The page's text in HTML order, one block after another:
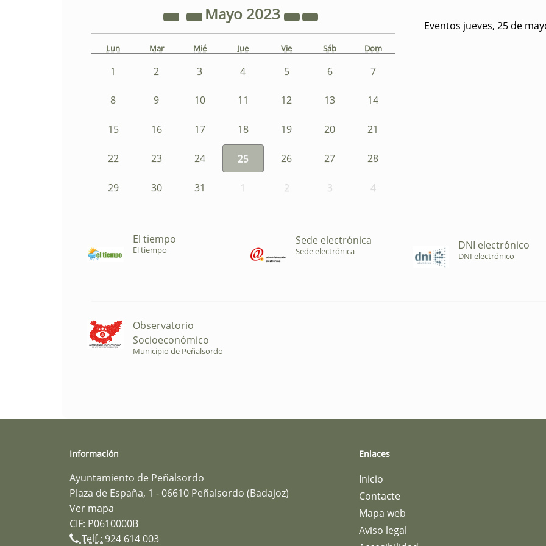
Mayo 2023
Lun Mar Mié Jue Vie Sáb Dom
1 2 3 4 5 6 7
8 9 10 11 12 13 14
15 16 17 18 19 20 21
22 23 24 25 26 27 28
29 30 31 1 2 3 4
Eventos jueves, 25 de
El tiempo
El tiempo
Sede electrónica
Sede electrónica DNI electrónico
DNI electrónico
Observatorio
Socioeconómico
Municipio de Peñalsordo
Información
Ayuntamiento de Peñalsordo
Plaza de España, 1 - 06610 Peñalsordo (Badajoz)
Ver mapa
CIF: P0610000B
Telf.: 924 614 003
Enlaces
Inicio
Contacte
Mapa web
Aviso legal